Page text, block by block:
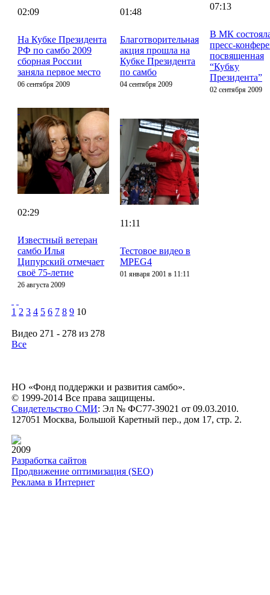
02:09
На Кубке Президента
РФ по самбо 2009
сборная России
заняла первое место
06 сентября 2009
01:48
Благотворительная
акция прошла на
Кубке Президента
по самбо
04 сентября 2009
07:13
В МК
пресс-
посвященная
“Кубку
Президента”
02 сентября 2009
02:29
Известный ветеран
самбо Илья
Ципурский отмечает
своё 75-летие
26 августа 2009
11:11
Тестовое видео в
MPEG4
01 января 2001 в 11:11
1 2 3 4 5 6 7 8 9 10
Видео 271 - 278 из 278
Все
НО «Фонд поддержки и развития самбо».
© 1999-2014 Все права защищены.
Свидетельство СМИ: Эл № ФС77-39021 от 09.03.2010.
127051 Москва, Большой Каретный пер., дом 17, стр. 2.
2009
Разработка сайтов
Продвижение оптимизация (SEO)
Реклама в Интернет